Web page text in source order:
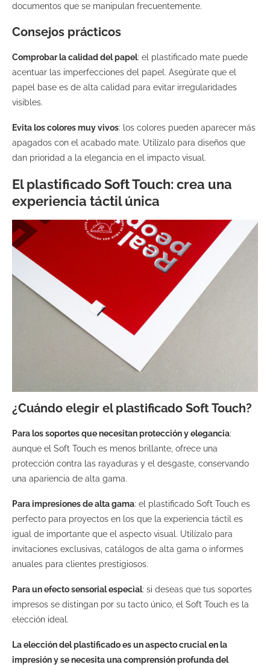
documentos que se manipulan frecuentemente.
Consejos prácticos
Comprobar la calidad del papel: el plastificado mate puede
acentuar las imperfecciones del papel. Asegúrate que el
papel base es de alta calidad para evitar irregularidades
visibles.
Evita los colores muy vivos: los colores pueden aparecer más
apagados con el acabado mate. Utilízalo para diseños que
dan prioridad a la elegancia en el impacto visual.
El plastificado Soft Touch: crea una
experiencia táctil única
¿Cuándo elegir el plastificado Soft Touch?
Para los soportes que necesitan protección y elegancia:
aunque el Soft Touch es menos brillante, ofrece una
protección contra las rayaduras y el desgaste, conservando
una apariencia de alta gama.
Para impresiones de alta gama: el plastificado Soft Touch es
perfecto para proyectos en los que la experiencia táctil es
igual de importante que el aspecto visual. Utilízalo para
invitaciones exclusivas, catálogos de alta gama o informes
anuales para clientes prestigiosos.
Para un efecto sensorial especial: si deseas que tus soportes
impresos se distingan por su tacto único, el Soft Touch es la
elección ideal.
La elección del plastificado es un aspecto crucial en la
impresión y se necesita una comprensión profunda del